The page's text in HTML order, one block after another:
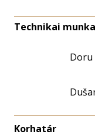
Technikai
Doru
Korhatár